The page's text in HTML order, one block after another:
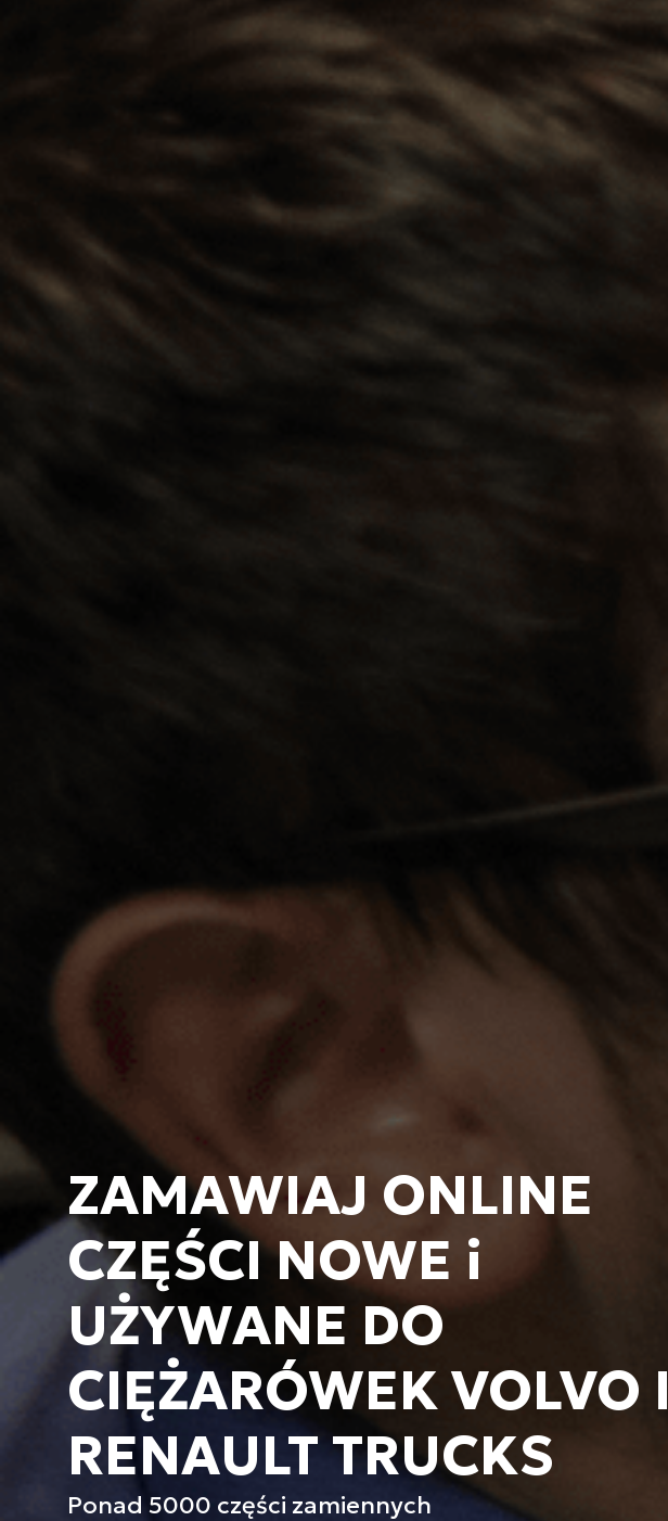
ZAMAWIAJ ONLINE
CZĘŚCI NOWE i
UŻYWANE DO
CIĘŻARÓWEK VOLVO I
RENAULT TRUCKS
Ponad 5000 części zamiennych